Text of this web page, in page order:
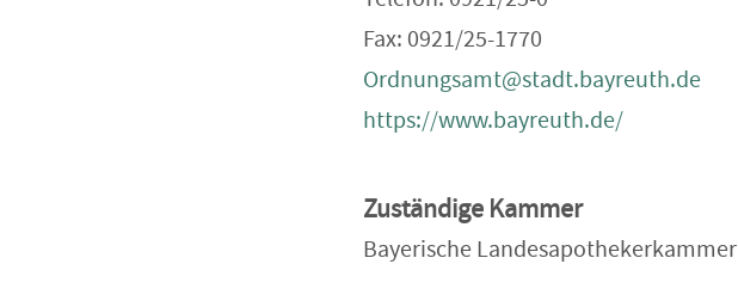
Fax: 0921/25-1770
Ordnungsamt@stadt.bayreuth.de
https://www.bayreuth.de/
Zuständige Kammer
Bayerische Landesapothekerkammer